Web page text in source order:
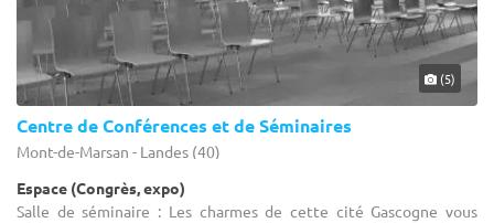
(5)
Centre de Conférences et de Séminaires
Mont-de-Marsan - Landes (40)
Espace (Congrès, expo)
Salle de séminaire : Les charmes de cette cité Gascogne vous